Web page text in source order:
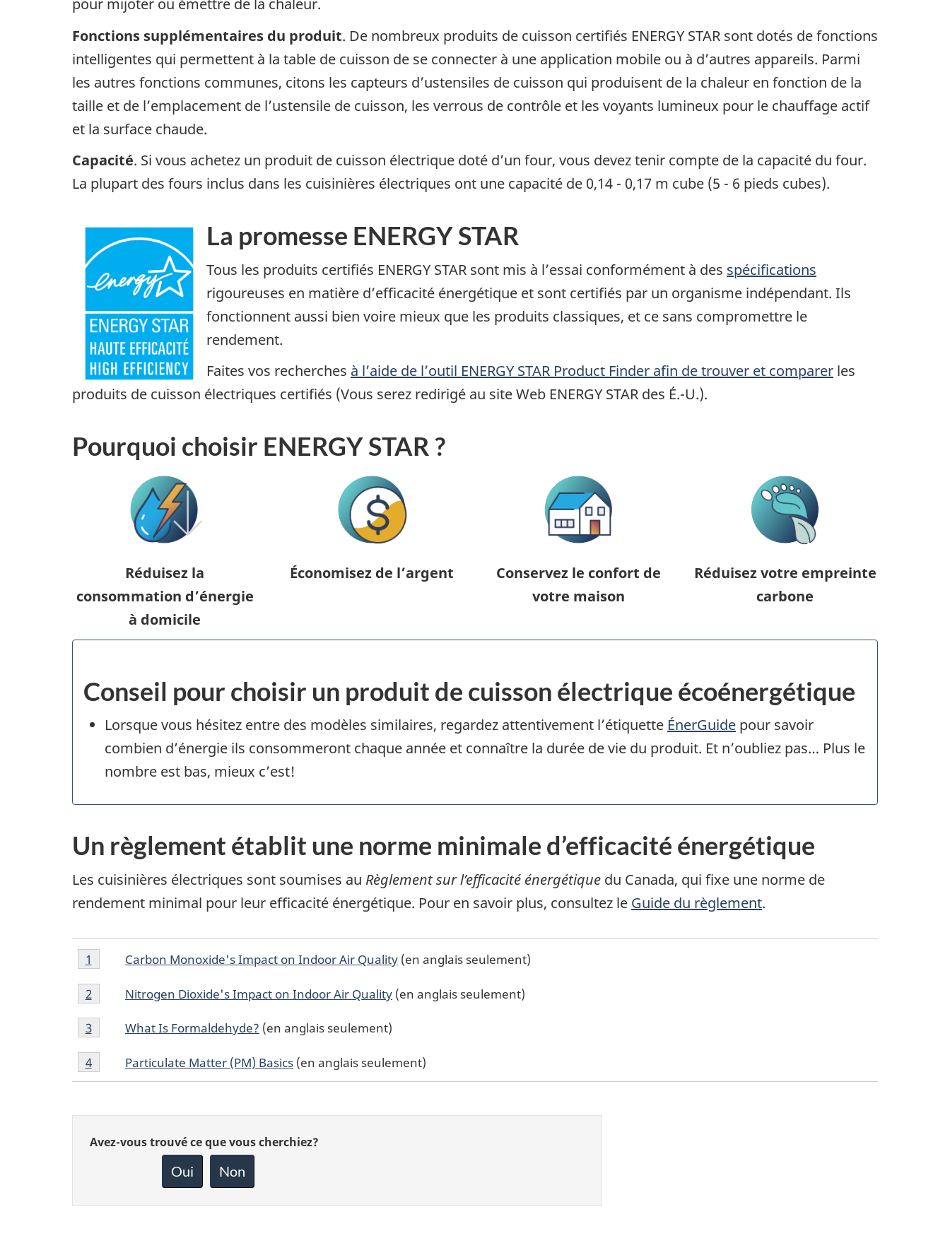
pour mijoter ou émettre de la chaleur.
Fonctions supplémentaires du produit. De nombreux produits de cuisson certifiés ENERGY STAR sont dotés de fonctions
intelligentes qui permettent à la table de cuisson de se connecter à une application mobile ou à d’autres appareils. Parmi
les autres fonctions communes, citons les capteurs d’ustensiles de cuisson qui produisent de la chaleur en fonction de la
taille et de l’emplacement de l’ustensile de cuisson, les verrous de contrôle et les voyants lumineux pour le chauffage actif
et la surface chaude.
Capacité. Si vous achetez un produit de cuisson électrique doté d’un four, vous devez tenir compte de la capacité du four.
La plupart des fours inclus dans les cuisinières électriques ont une capacité de 0,14 - 0,17 m cube (5 - 6 pieds cubes).
La promesse ENERGY STAR
Tous les produits certifiés ENERGY STAR sont mis à l’essai conformément à des spécifications
rigoureuses en matière d’efficacité énergétique et sont certifiés par un organisme indépendant. Ils
fonctionnent aussi bien voire mieux que les produits classiques, et ce sans compromettre le
rendement.
Faites vos recherches à l’aide de l’outil ENERGY STAR Product Finder afin de trouver et comparer les
produits de cuisson électriques certifiés (Vous serez redirigé au site Web ENERGY STAR des É.-U.).
Pourquoi choisir ENERGY STAR ?
Réduisez la
consommation d’énergie
à domicile
Économisez de l’argent
Conservez le confort de
votre maison
Réduisez votre empreinte
carbone
Conseil pour choisir un produit de cuisson électrique écoénergétique
Lorsque vous hésitez entre des modèles similaires, regardez attentivement l’étiquette ÉnerGuide pour savoir
combien d’énergie ils consommeront chaque année et connaître la durée de vie du produit. Et n’oubliez pas… Plus le
nombre est bas, mieux c’est!
Un règlement établit une norme minimale d’efficacité énergétique
Les cuisinières électriques sont soumises au Règlement sur l’efficacité énergétique du Canada, qui fixe une norme de
rendement minimal pour leur efficacité énergétique. Pour en savoir plus, consultez le Guide du règlement.
Footnotes
Footnote
1
Carbon Monoxide's Impact on Indoor Air Quality(en anglais seulement)
Return to footnote
1
referrer
Footnote
2
Nitrogen Dioxide's Impact on Indoor Air Quality(en anglais seulement)
Return to footnote
2referrer
Footnote
3
What Is Formaldehyde? (en anglais seulement)
Return to footnote
3referrer
Footnote
4
Particulate Matter (PM) Basics(en anglais seulement)
Return to footnote
4referrer
Donnez
Avez-vous trouvé ce que vous cherchiez?
Oui Non